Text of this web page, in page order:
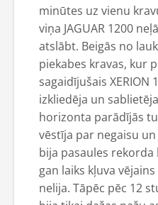
minūtes uz vienu
viņa JAGUAR 1200
atslābt. Beigās no
piekabes kravas, kur
sagaidījušais XERION
izkliedēja un
horizonta parādījās
vēstīja par negaisu
bija pasaules rekorda
gan laiks kļuva
nelija. Tāpēc pēc 12